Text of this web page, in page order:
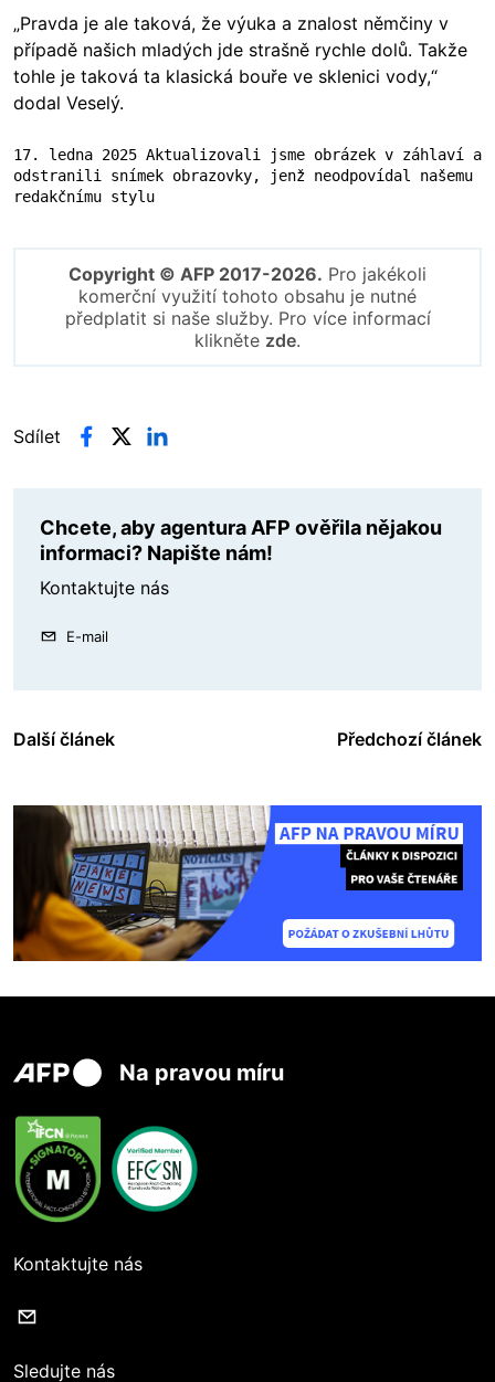
„Pravda je ale taková, že výuka a znalost němčiny v
případě našich mladých jde strašně rychle dolů. Takže
tohle je taková ta klasická bouře ve sklenici vody,“
dodal Veselý.
17. ledna 2025 Aktualizovali jsme obrázek v záhlaví a
odstranili snímek obrazovky, jenž neodpovídal našemu
redakčnímu stylu
Copyright © AFP 2017-2026. Pro jakékoli
komerční využití tohoto obsahu je nutné
předplatit si naše služby. Pro více informací
klikněte zde.
Sdílet
Chcete, aby agentura AFP ověřila nějakou
informaci? Napište nám!
Kontaktujte nás
E-mail
Další článek Předchozí článek
Na pravou míru
Kontaktujte nás
Sledujte nás